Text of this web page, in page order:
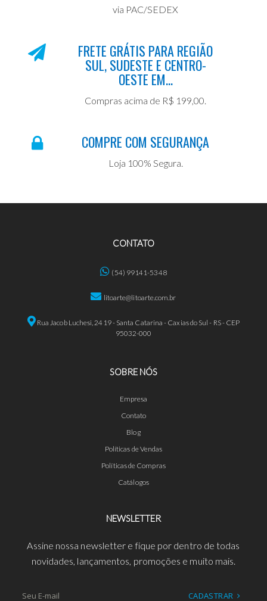
via PAC/SEDEX
FRETE GRÁTIS PARA REGIÃO
SUL, SUDESTE E CENTRO-
OESTE EM...
Compras acima de R$ 199,00.
COMPRE COM SEGURANÇA
Loja 100% Segura.
CONTATO
(54) 99141-5348
litoarte@litoarte.com.br
Rua Jacob Luchesi, 2419 - Santa Catarina - Caxias do Sul - RS - CEP
95032-000
SOBRE NÓS
Empresa
Contato
Blog
Políticas de Vendas
Políticas de Compras
Catálogos
NEWSLETTER
Assine nossa newsletter e fique por dentro de todas
novidades, lançamentos, promoções e muito mais.
CADASTRAR